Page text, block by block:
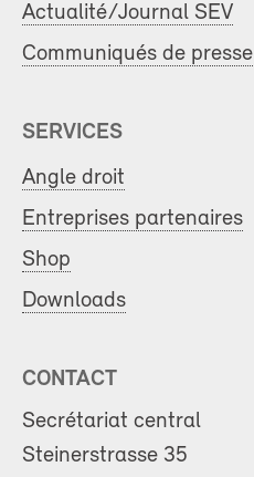
Actualité/Journal SEV
Communiqués de presse
SERVICES
Angle droit
Entreprises partenaires
Shop
Downloads
CONTACT
Secrétariat central
Steinerstrasse 35